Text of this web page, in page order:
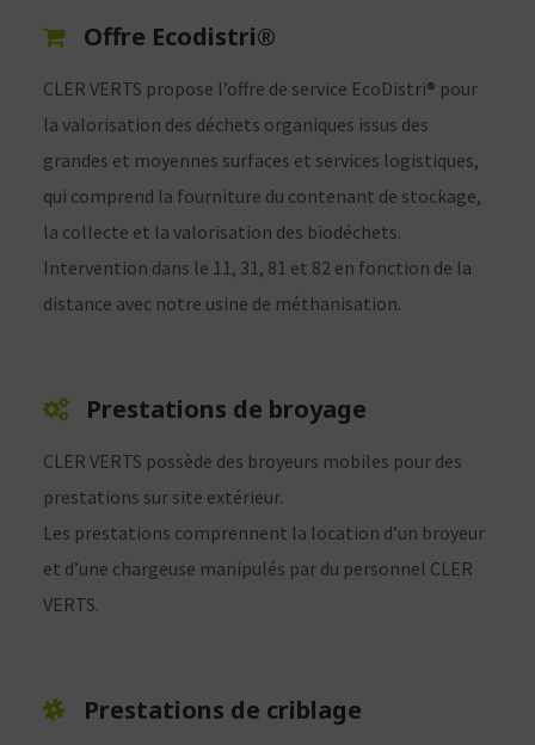
Offre Ecodistri®
CLER VERTS propose l’offre de service EcoDistri® pour
la valorisation des déchets organiques issus des
grandes et moyennes surfaces et services logistiques,
qui comprend la fourniture du contenant de stockage,
la collecte et la valorisation des biodéchets.
Intervention dans le 11, 31, 81 et 82 en fonction de la
distance avec notre usine de méthanisation.
Prestations de broyage
CLER VERTS possède des broyeurs mobiles pour des
prestations sur site extérieur.
Les prestations comprennent la location d’un broyeur
et d’une chargeuse manipulés par du personnel CLER
VERTS.
Prestations de criblage